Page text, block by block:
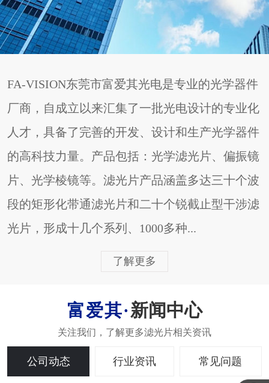
FA-VISION东莞市富爱其光电是专业的光学器件
厂商，自成立以来汇集了一批光电设计的专业化
人才，具备了完善的开发、设计和生产光学器件
的高科技力量。产品包括：光学滤光片、偏振镜
片、光学棱镜等。滤光片产品涵盖多达三十个波
段的矩形化带通滤光片和二十个锐截止型干涉滤
光片，形成十几个系列、1000多种...
了解更多
新闻中心
公司动态 行业资讯 常见问题